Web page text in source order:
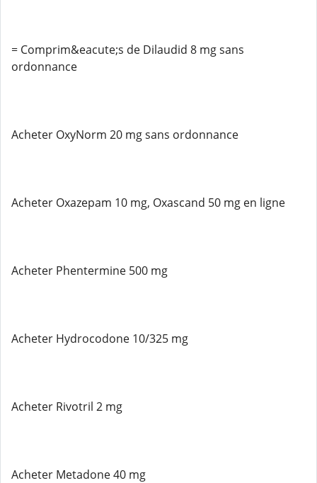
= Comprim&eacute;s de Dilaudid 8 mg sans
ordonnance
Acheter OxyNorm 20 mg sans ordonnance
Acheter Oxazepam 10 mg, Oxascand 50 mg en ligne
Acheter Phentermine 500 mg
Acheter Hydrocodone 10/325 mg
Acheter Rivotril 2 mg
Acheter Metadone 40 mg